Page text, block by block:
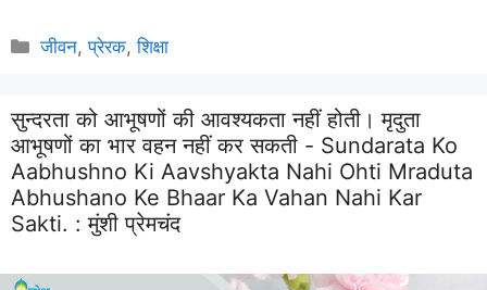
Categories
जीवन,प्रेरक,शिक्षा
सुन्दरता को आभूषणों की आवश्यकता नहीं होती। मृदुता
आभूषणों का भार वहन नहीं कर सकती - Sundarata Ko
Aabhushno Ki Aavshyakta Nahi Ohti Mraduta
Abhushano Ke Bhaar Ka Vahan Nahi Kar
Sakti. :मुंशी प्रेमचंद